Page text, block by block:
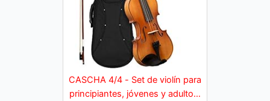
CASCHA 4/4 - Set de violín para
principiantes, jóvenes y adultos,